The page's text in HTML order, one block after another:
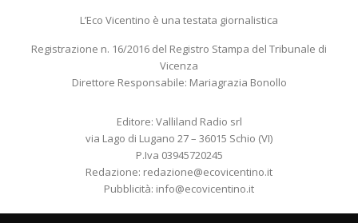
L’Eco Vicentino è una testata giornalistica
Registrazione n. 16/2016 del Registro Stampa del Tribunale di
Vicenza
Direttore Responsabile: Mariagrazia Bonollo
Editore: Valliland Radio srl
via Lago di Lugano 27 – 36015 Schio (VI)
P.Iva 03945720245
Redazione: redazione@ecovicentino.it
Pubblicità: info@ecovicentino.it